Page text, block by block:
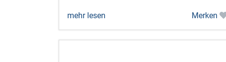
mehr lesen Merken